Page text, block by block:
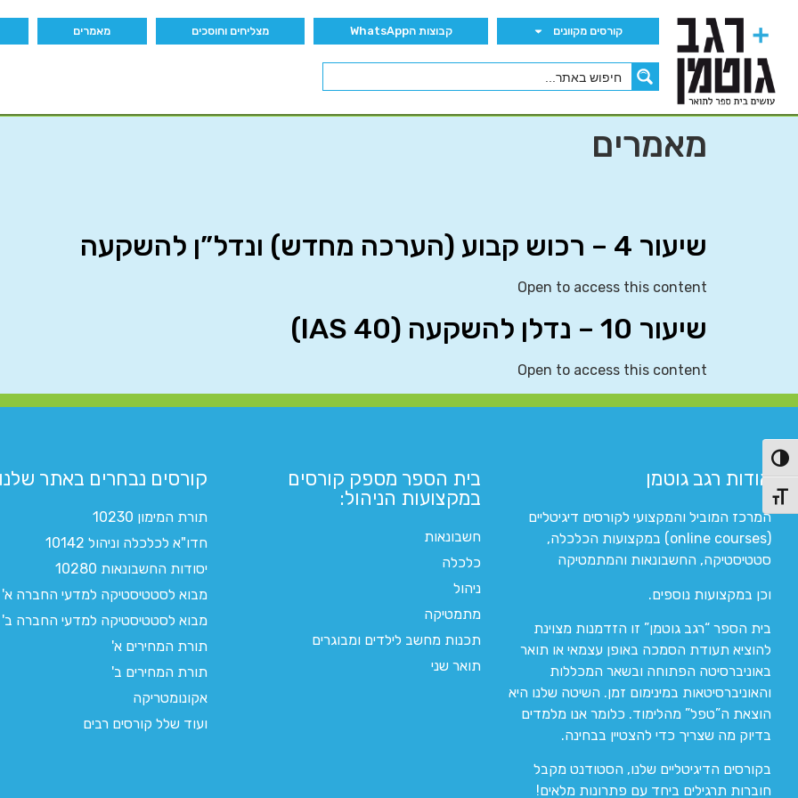
הפעל/כבה ניגודיות גבוהה
מתג גודל גופן
קורסים מקוונים קבוצות הWhatsApp מצליחים וחוסכים מאמרים
מאמרים
שיעור 4 – רכוש קבוע (הערכה מחדש) ונדל”ן להשקעה
Open to access this content
שיעור 10 – נדלן להשקעה (IAS 40)
Open to access this content
אודות רגב גוטמן
המרכז המוביל והמקצועי לקורסים דיגיטליים
(online courses) במקצועות הכלכלה,
סטטיסטיקה, החשבונאות והמתמטיקה
וכן במקצועות נוספים.
בית הספר “רגב גוטמן” זו הזדמנות מצוינת
להוציא תעודת הסמכה באופן עצמאי או תואר
באוניברסיטה הפתוחה ובשאר המכללות
והאוניברסיטאות במינימום זמן. השיטה שלנו היא
הוצאת ה”טפל” מהלימוד. כלומר אנו מלמדים
בדיוק מה שצריך כדי להצטיין בבחינה.
בקורסים הדיגיטליים שלנו, הסטודנט מקבל
חוברות תרגילים ביחד עם פתרונות מלאים!
בית הספר מספק קורסים
במקצועות הניהול:
חשבונאות
כלכלה
ניהול
מתמטיקה
תכנות מחשב לילדים ומבוגרים
תואר שני
קורסים נבחרים באתר
תורת המימון 10230
חדו"א לכלכלה וניהול 10142
יסודות החשבונאות 10280
מבוא לסטטיסטיקה למדעי החברה א'
מבוא לסטטיסטיקה למדעי החברה ב'
תורת המחירים א'
תורת המחירים ב'
אקונומטריקה
ועוד שלל קורסים רבים